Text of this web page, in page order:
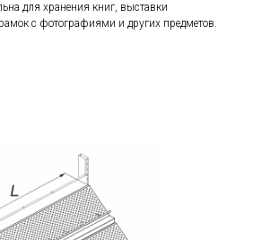
для хранения книг, выставки
с фотографиями и других предметов.